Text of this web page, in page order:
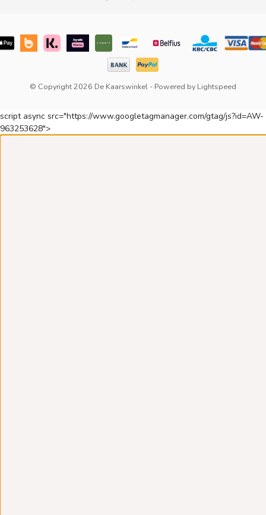
© Copyright 2026 De Kaarswinkel - Powered by Lightspeed
script async src="https://www.googletagmanager.com/gtag/js?id=AW-
963253628">